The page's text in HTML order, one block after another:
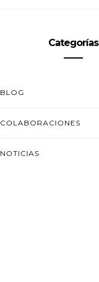
Categorías
BLOG
COLABORACIONES
NOTICIAS